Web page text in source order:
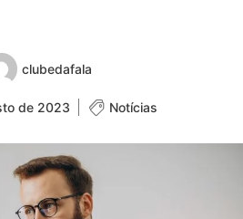
clubedafala
de 2023 Notícias